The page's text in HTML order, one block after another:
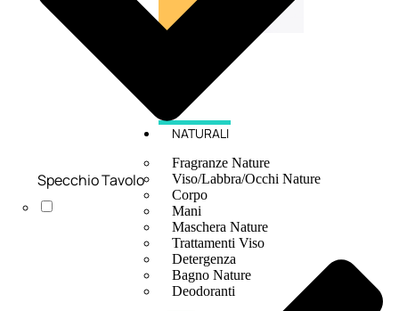
NATURALI
Fragranze Nature
Viso/Labbra/Occhi Nature
Corpo
Mani
Maschera Nature
Trattamenti Viso
Detergenza
Bagno Nature
Deodoranti
Specchio Tavolo